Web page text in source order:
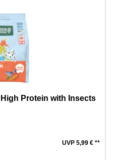
Protein with Insects
UVP 5,99 € **